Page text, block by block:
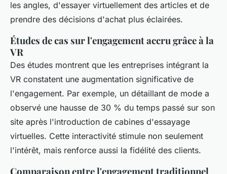
les angles, d'essayer virtuellement des articles et de
prendre des décisions d'achat plus éclairées.
Études de cas sur l'engagement accru grâce à la
VR
Des études montrent que les entreprises intégrant la
VR constatent une augmentation significative de
l'engagement. Par exemple, un détaillant de mode a
observé une hausse de 30 % du temps passé sur son
site après l'introduction de cabines d'essayage
virtuelles. Cette interactivité stimule non seulement
l'intérêt, mais renforce aussi la fidélité des clients.
Comparaison entre l'engagement traditionnel